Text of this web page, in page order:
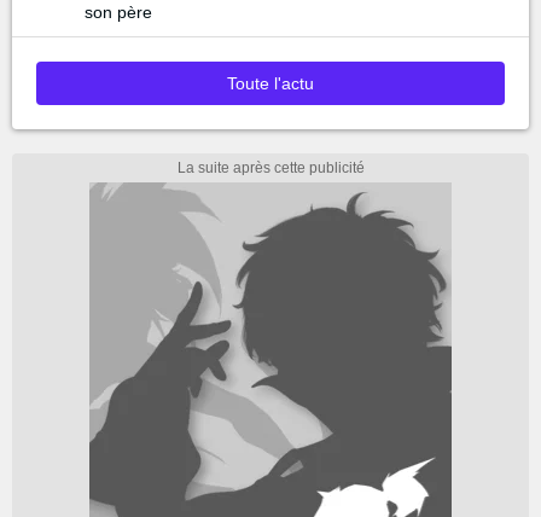
son père
Toute l'actu